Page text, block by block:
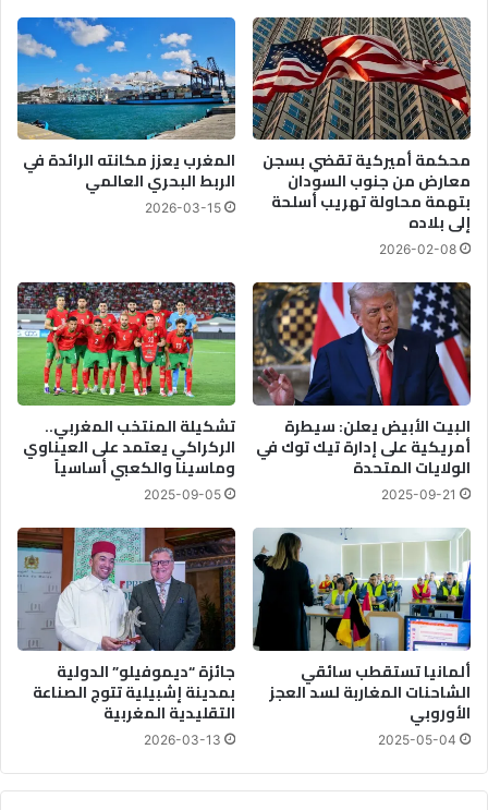
محكمة أميركية تقضي بسجن
معارض من جنوب السودان
بتهمة محاولة تهريب أسلحة
إلى بلاده
2026-02-08
المغرب يعزز مكانته الرائدة في
الربط البحري العالمي
2026-03-15
البيت الأبيض يعلن: سيطرة
أمريكية على إدارة تيك توك في
الولايات المتحدة
2025-09-21
تشكيلة المنتخب المغربي..
الركراكي يعتمد على العيناوي
وماسينا والكعبي أساسياً
2025-09-05
ألمانيا تستقطب سائقي
الشاحنات المغاربة لسد العجز
الأوروبي
2025-05-04
جائزة “ديموفيلو” الدولية
بمدينة إشبيلية تتوج الصناعة
التقليدية المغربية
2026-03-13